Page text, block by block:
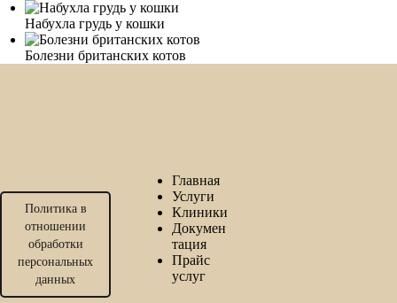
Набухла грудь у кошки
Болезни британских котов
Политика в
отношении
обработки
персональных
данных
Главная
Услуги
Клиники
Докумен
тация
Прайс
услуг